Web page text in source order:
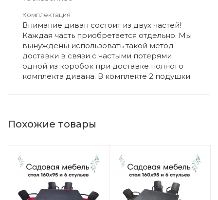
Комплектация
Внимание диван состоит из двух частей!
Каждая часть приобретается отдельно. Мы
вынуждены использовать такой метод
доставки в связи с частыми потерями
одной из коробок при доставке полного
комплекта дивана. В комплекте 2 подушки.
Похожие товары